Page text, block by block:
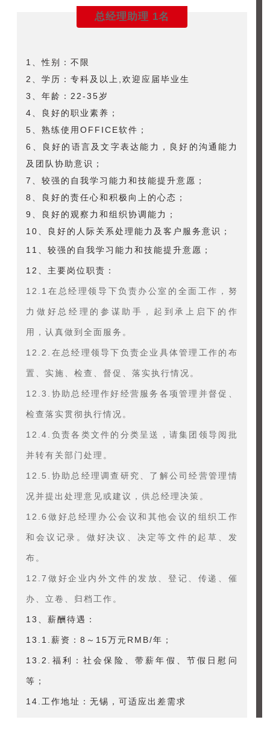
总经理助理 1名
1、性别：不限
2、学历：专科及以上,欢迎应届毕业生
3、年龄：22-35岁
4、良好的职业素养；
5、熟练使用OFFICE软件；
6、良好的语言及文字表达能力，良好的沟通能力
及团队协助意识；
7、较强的自我学习能力和技能提升意愿；
8、良好的责任心和积极向上的心态；
9、良好的观察力和组织协调能力；
10、良好的人际关系处理能力及客户服务意识；
11、较强的自我学习能力和技能提升意愿；
12、主要岗位职责：
12.1在总经理领导下负责办公室的全面工作，努
力做好总经理的参谋助手，起到承上启下的作
用，认真做到全面服务。
12.2.在总经理领导下负责企业具体管理工作的布
置、实施、检查、督促、落实执行情况。
12.3.协助总经理作好经营服务各项管理并督促、
检查落实贯彻执行情况。
12.4.负责各类文件的分类呈送，请集团领导阅批
并转有关部门处理。
12.5.协助总经理调查研究、了解公司经营管理情
况并提出处理意见或建议，供总经理决策。
12.6做好总经理办公会议和其他会议的组织工作
和会议记录。做好决议、决定等文件的起草、发
布。
12.7做好企业内外文件的发放、登记、传递、催
办、立卷、归档工作。
13、薪酬待遇：
13.1.薪资：8～15万元RMB/年；
13.2.福利：社会保险、带薪年假、节假日慰问
等；
14.工作地址：无锡，可适应出差需求